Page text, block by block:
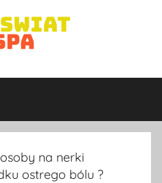
na nerki
ostrego bólu ?